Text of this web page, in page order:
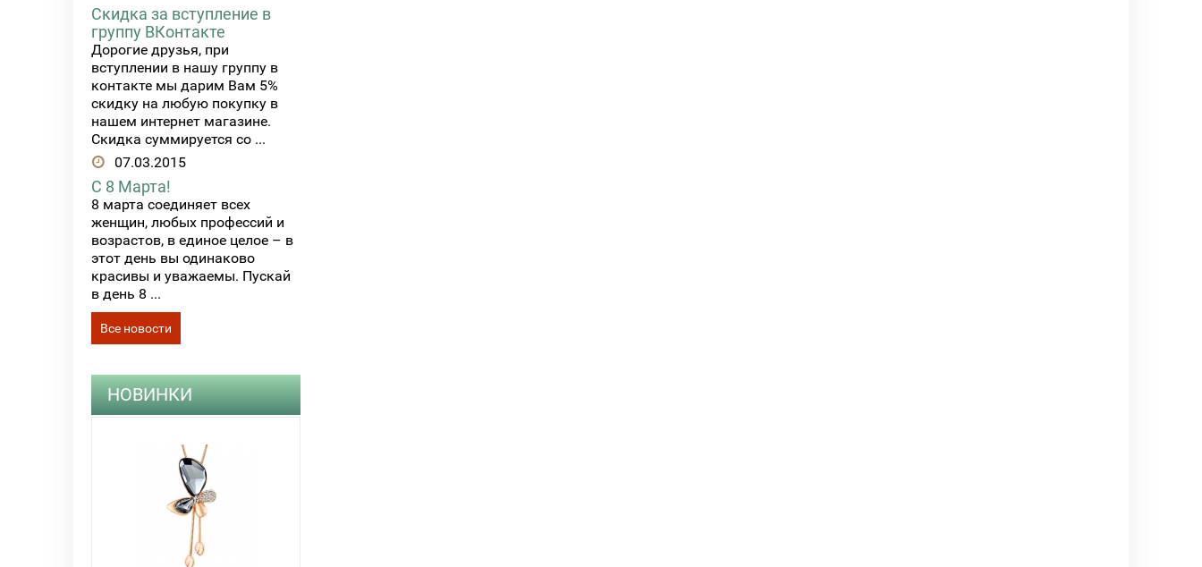
Скидка за вступление в
группу ВКонтакте
Дорогие друзья, при
вступлении в нашу группу в
контакте мы дарим Вам 5%
скидку на любую покупку в
нашем интернет магазине.
Скидка суммируется со ...
07.03.2015
С 8 Марта!
8 марта соединяет всех
женщин, любых профессий и
возрастов, в единое целое – в
этот день вы одинаково
красивы и уважаемы. Пускай
в день 8 ...
Все новости
НОВИНКИ